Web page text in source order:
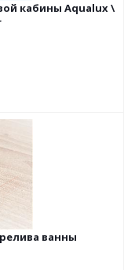
кабины Aqualux \
ванны